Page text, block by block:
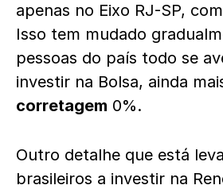
apenas no Eixo RJ-SP,
Isso tem mudado
pessoas do país todo se
investir na Bolsa, ainda
corretagem 0%.
Outro detalhe que está
brasileiros a investir na